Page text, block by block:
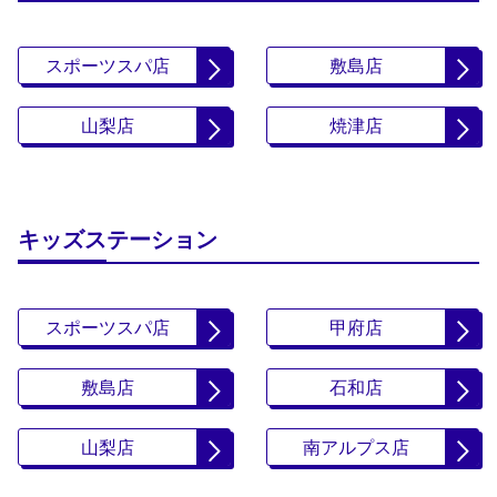
スポーツスパ店 敷島店
山梨店 焼津店
キッズステーション
スポーツスパ店 甲府店
敷島店 石和店
山梨店 南アルプス店